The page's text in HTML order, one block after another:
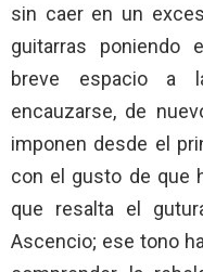
sin caer en un
guitarras poniendo
breve espacio a
encauzarse, de
imponen desde el
con el gusto de que
que resalta el
Ascencio; ese tono